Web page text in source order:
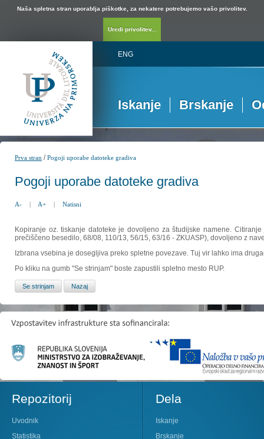
Naša spletna stran uporablja piškotke, za nekatere potrebujemo vašo privolitev.
Uredi privolitev...
ENG
Iskanje Brskanje
Prva stran /Pogoji uporabe datoteke gradiva
Pogoji uporabe datoteke gradiva
A- | A+ | Natisni
Kopiranje oz. tiskanje datoteke je dovoljeno za študijske namene.
prečiščeno besedilo, 68/08, 110/13, 56/15, 63/16 - ZKUASP), dovoljeno z
Izbrana vsebina je dosegljiva preko spletne povezave. Tuj vir lahko ima
Po kliku na gumb "Se strinjam" boste zapustili spletno mesto RUP.
Repozitorij
Uvodnik
Statistika
Dela
Iskanje
Brskanje